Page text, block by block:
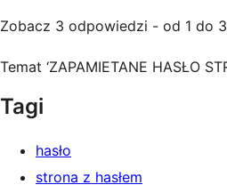
Zobacz 3 odpowiedzi - od 1 do 3
Temat ‘ZAPAMIETANE HASŁO
Tagi
hasło
strona z hasłem